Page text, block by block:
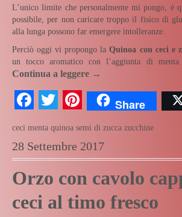
L’unico limite che personalmente mi pongo,
possibile, per non caricare troppo il fisico di
alla lunga possono far emergere intolleranze.
Perciò oggi vi propongo laQuinoa con ceci e
un tocco aromatico con l’aggiunta di
Continua a leggere →
Facebook
TwitterPinterest
Share
ceci menta quinoa semi di zucca zucchine
28 Settembre 2017
Orzo con cavolo
ceci al timo fresco